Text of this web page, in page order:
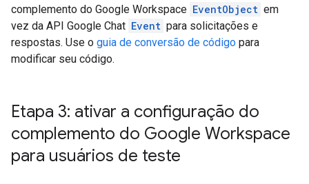
complemento do Google Workspace EventObject em
vez da API Google Chat Event para solicitações e
respostas. Use o guia de conversão de código para
modificar seu código.
Etapa 3: ativar a configuração do
complemento do Google Workspace
para usuários de teste